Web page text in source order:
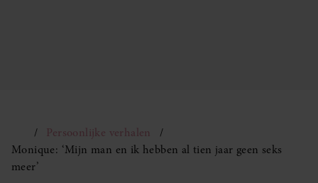
Persoonlijke verhalen
Monique: ‘Mijn man en ik hebben al tien jaar geen seks
meer’